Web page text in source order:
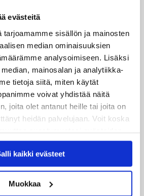
evästeitä
tarjoamamme sisällön ja mainosten
median ominaisuuksien
analysoimiseen. Lisäksi
mainosalan ja analytiikka-
tietoja siitä, miten käytät
voivat yhdistää näitä
joita olet antanut heille tai joita on
heidän palvelujaan. Voit koska
suostumustasi evästeiden
.
kaikki evästeet
Muokkaa
Costmar JYPiin
yhteistyöhön
otteluohjelma on julkaistu!
– JYPin ja KeuPa HT:n